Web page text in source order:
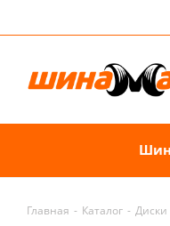
Главная - Каталог - Диски